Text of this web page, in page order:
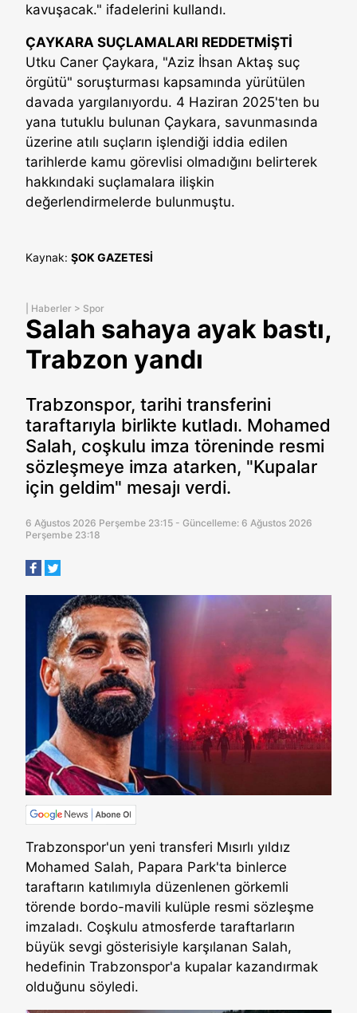
kavuşacak." ifadelerini kullandı.
ÇAYKARA SUÇLAMALARI REDDETMİŞTİ
Utku Caner Çaykara, "Aziz İhsan Aktaş suç
örgütü" soruşturması kapsamında yürütülen
davada yargılanıyordu. 4 Haziran 2025'ten bu
yana tutuklu bulunan Çaykara, savunmasında
üzerine atılı suçların işlendiği iddia edilen
tarihlerde kamu görevlisi olmadığını belirterek
hakkındaki suçlamalara ilişkin
değerlendirmelerde bulunmuştu.
Kaynak: ŞOK GAZETESİ
Haberler > Spor
Salah sahaya ayak bastı,
Trabzon yandı
Trabzonspor, tarihi transferini
taraftarıyla birlikte kutladı. Mohamed
Salah, coşkulu imza töreninde resmi
sözleşmeye imza atarken, "Kupalar
için geldim" mesajı verdi.
6 Ağustos 2026 Perşembe 23:15 - Güncelleme: 6 Ağustos 2026
Perşembe 23:18
Trabzonspor'un yeni transferi Mısırlı yıldız
Mohamed Salah, Papara Park'ta binlerce
taraftarın katılımıyla düzenlenen görkemli
törende bordo-mavili kulüple resmi sözleşme
imzaladı. Coşkulu atmosferde taraftarların
büyük sevgi gösterisiyle karşılanan Salah,
hedefinin Trabzonspor'a kupalar kazandırmak
olduğunu söyledi.